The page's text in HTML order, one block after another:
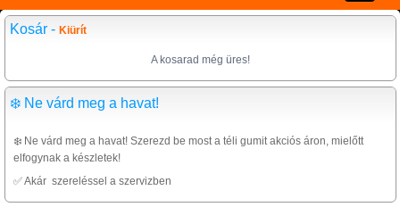
Kosár - Kiürít
A kosarad még üres!
❄️ Ne várd meg a havat!
❄️ Ne várd meg a havat! Szerezd be most a téli gumit akciós áron, mielőtt
elfogynak a készletek!
✅ Akár szereléssel a szervizben